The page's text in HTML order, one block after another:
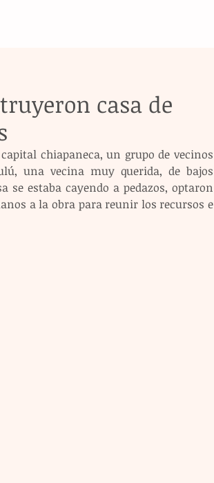
casa de
chiapaneca, un grupo de vecinos
una vecina muy querida, de bajos
se estaba cayendo a pedazos, optaron
a la obra para reunir los recursos e